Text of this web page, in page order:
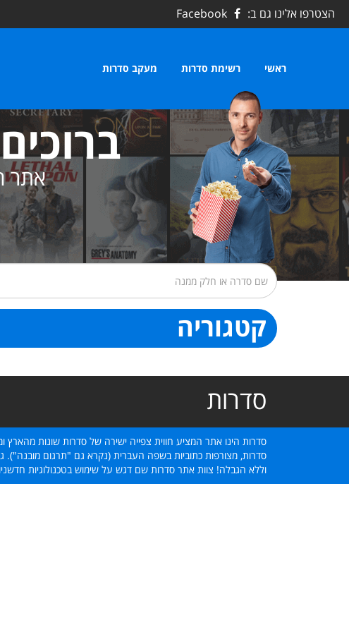
הצטרפו אלינו גם ב: Facebook
ראשי רשימת סדרות מעקב סדרות
אתר
קטגוריה
סדרות
סדרות הינו אתר המציע חווית צפייה ישירה של סדרות שונות
סדרות, מצורפות כתוביות בשפה העברית (נקרא גם "תרגום מובנה").
וללא הגבלה! צוות אתר סדרות שם דגש על שימוש בטכנולוגיות